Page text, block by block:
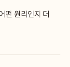
떤 원리인지 더